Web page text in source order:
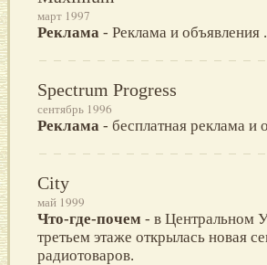
март 1997
Реклама - Реклама и объявления
Spectrum Progress
сентябрь 1996
Реклама - бесплатная реклама и
City
май 1999
Что-где-почем - в Центpальном
тpетьем этаже откpылась новая
pадиотоваpов.